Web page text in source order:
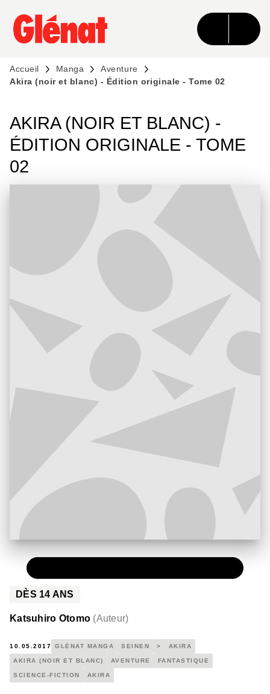
MENU RECHERCHE CONTENU
PIED DE PAGE
Accueil Manga
Aventure
Akira (noir et blanc) - Édition originale - Tome 02
AKIRA (NOIR ET BLANC) -
ÉDITION ORIGINALE - TOME
02
DÈS 14 ANS
Katsuhiro Otomo (Auteur)
10.05.2017 GLÉNAT MANGA SEINEN > AKIRA
AKIRA (NOIR ET BLANC) AVENTURE FANTASTIQUE
SCIENCE-FICTION AKIRA